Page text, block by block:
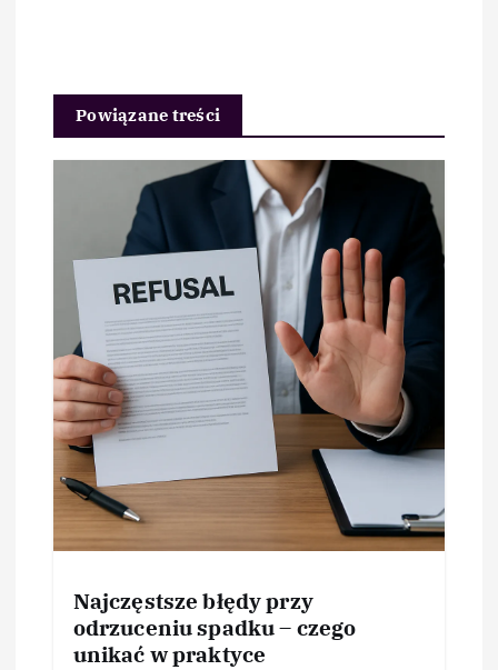
Powiązane treści
Najczęstsze błędy przy
odrzuceniu spadku – czego
unikać w praktyce